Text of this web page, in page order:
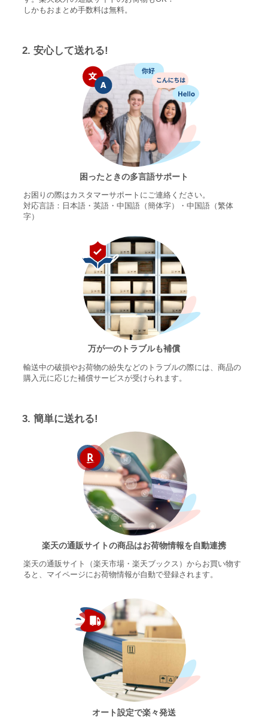
しかもおまとめ手数料は無料。
2. 安心して送れる!
困ったときの多言語サポート
お困りの際はカスタマーサポートにご連絡ください。
対応言語：日本語・英語・中国語（簡体字）・中国語（繁体
字）
万が一のトラブルも補償
輸送中の破損やお荷物の紛失などのトラブルの際には、商品の
購入元に応じた補償サービスが受けられます。
3. 簡単に送れる!
楽天の通販サイトの商品はお荷物情報を自動連携
楽天の通販サイト（楽天市場・楽天ブックス）からお買い物す
ると、マイページにお荷物情報が自動で登録されます。
オート設定で楽々発送